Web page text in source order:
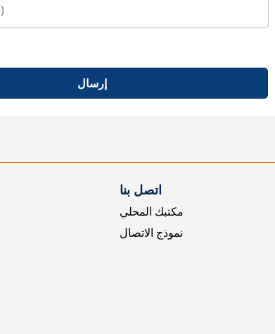
إرسال
اتصل بنا
مكتبك المحلي
نموذج الاتصال